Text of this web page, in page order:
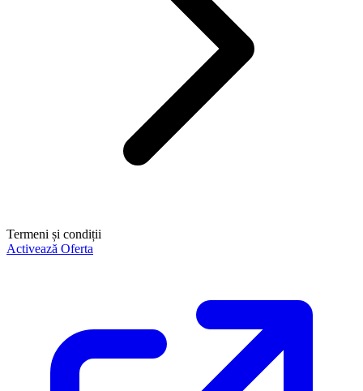
Termeni și condiții
Activează Oferta